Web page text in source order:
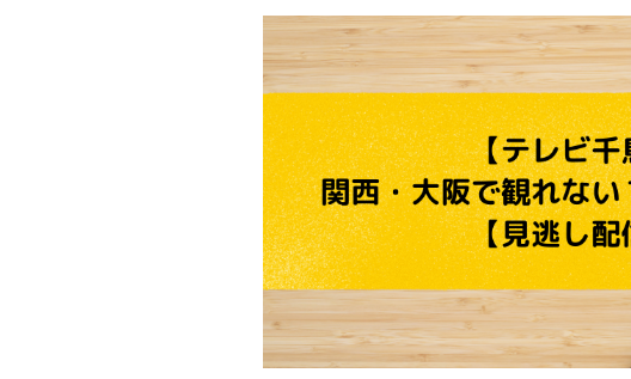
増
谷
寧々
｜
平
井
友
莉
｜
2022
年
5
月
の
ズ
ニ
ュ
ー
ヨ
ー
ク」
の
コ
ン
ト
は
何？